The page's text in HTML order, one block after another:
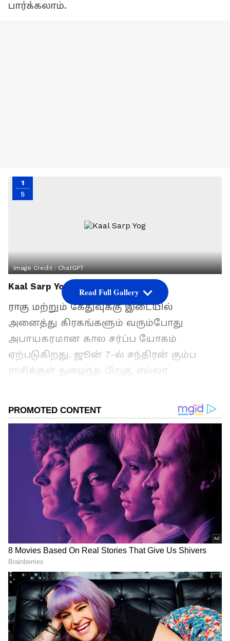
பார்க்கலாம்.
1
5
Image Credit :ChatGPT
Kaal Sarp Yog
ராகு மற்றும் கேதுவுக்கு இடையில்
அனைத்து கிரகங்களும் வரும்போது
அபாயகரமான கால சர்ப்ப யோகம்
ஏற்படுகிறது. ஜூன் 7-ல் சந்திரன் கும்ப
ராசிக்குள் நுழைந்த பிறகு, எல்லா
கடுமையான மோதல்கள், மன அழுத்தம்,
தொழில் தடைகள், திருமணம் மற்றும்
குழந்தை பாக்கியம் தொடர்பான
பிரச்சனைகள் ஏற்படலாம் என ஜோதிடர்கள்
கூறுகின்றனர். கால சர்ப்ப யோகத்தால்
அடுத்த 14 நாட்கள் எச்சரிக்கையாக இருக்க
வேண்டிய ராசிகள் குறித்து இந்த பதிவில்
விரிவாகப் பார்க்கலாம்.
Trigrahi Yoga 2026: 12 ஆண்டுகளுக்கு
பிறகு ஒரே ராசியில் அமரும் 3 சுப
கிரகங்கள்.! 4 ராசிகளுக்கு ராஜயோகம்.!
ஏசியாநெட் தமிழ்-ஐ உங்கள் முதன்மைத்
தேர்வாக்குங்கள்
Read Full Gallery